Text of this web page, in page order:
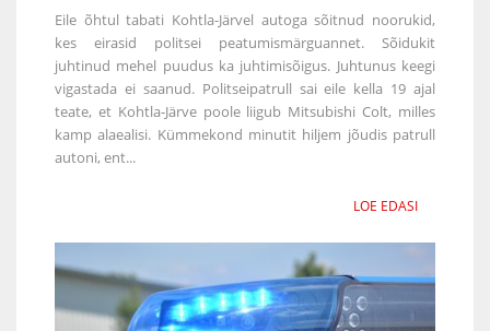
Eile õhtul tabati Kohtla-Järvel autoga sõitnud noorukid,
kes eirasid politsei peatumismärguannet. Sõidukit
juhtinud mehel puudus ka juhtimisõigus. Juhtunus keegi
vigastada ei saanud. Politseipatrull sai eile kella 19 ajal
teate, et Kohtla-Järve poole liigub Mitsubishi Colt, milles
kamp alaealisi. Kümmekond minutit hiljem jõudis patrull
autoni, ent...
LOE EDASI